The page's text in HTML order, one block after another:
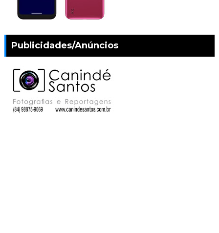
Publicidades/Anúncios